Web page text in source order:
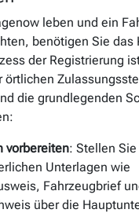
leben und ein
benötigen Sie das
der Registrierung
örtlichen
die grundlegenden
vorbereiten: Stellen
Unterlagen wie
Fahrzeugbrief
über die